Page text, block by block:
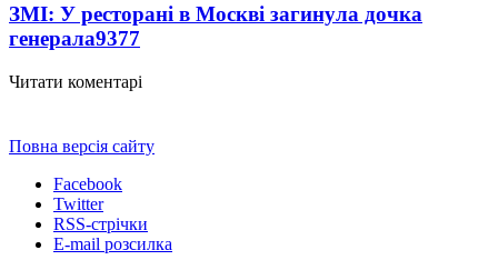
ЗМІ: У ресторані в Москві загинула дочка
генерала9377
Читати коментарі
Повна версія сайту
Facebook
Twitter
RSS-стрічки
E-mail розсилка